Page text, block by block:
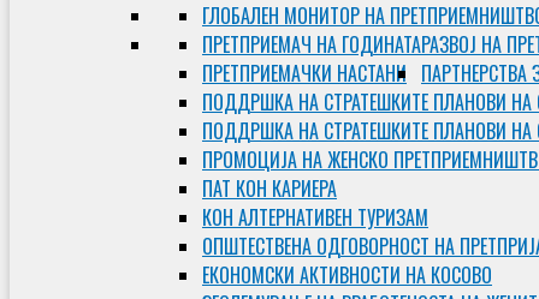
ГЛОБАЛЕН МОНИТОР НА
РАЗВОЈ НА
ПРЕТПРИЕМАЧ НА ГОДИНАТА
ПРЕТПРИЕМАЧКИ НАСТАНИ ПАРТНЕРСТВА
ПОДДРШКА НА СТРАТЕШКИТЕ ПЛАНОВИ НА
ПОДДРШКА НА СТРАТЕШКИТЕ ПЛАНОВИ НА
ПРОМОЦИЈА НА ЖЕНСКО
ПАТ КОН КАРИЕРА
КОН АЛТЕРНАТИВЕН ТУРИЗАМ
ОПШТЕСТВЕНА ОДГОВОРНОСТ НА
ЕКОНОМСКИ АКТИВНОСТИ НА КОСОВО